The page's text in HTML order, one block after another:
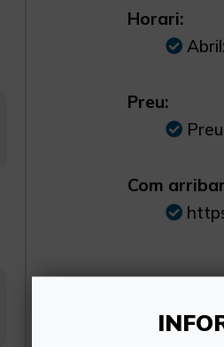
Horari:
Preu:
Com